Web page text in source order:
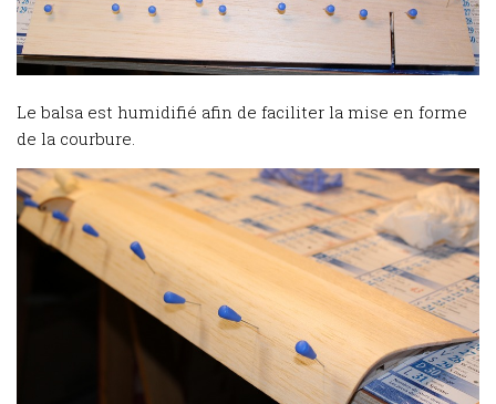
Le balsa est humidifié afin de faciliter la mise en forme
de la courbure.